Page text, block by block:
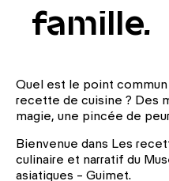
famille.
Quel est le point
recette de cuisine ? Des
magie, une pincée de
Bienvenue dans Les
culinaire et narratif du
asiatiques – Guimet.